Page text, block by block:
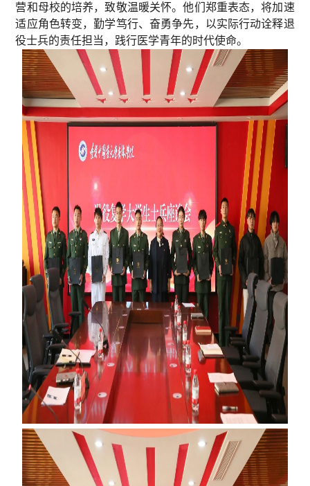
营和母校的培养，致敬温暖关怀。他们郑重表态，将加速
适应角色转变，勤学笃行、奋勇争先，以实际行动诠释退
役士兵的责任担当，践行医学青年的时代使命。